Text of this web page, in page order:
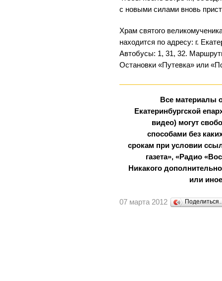
с новыми силами вновь
Храм святого
находится по адресу: г.
Автобусы: 1, 31, 32.
Остановки «Путевка» или
Все материалы
Екатеринбургской
видео) могут
способами без
срокам при условии
газета», «Радио
Никакого
или
07 марта 2012